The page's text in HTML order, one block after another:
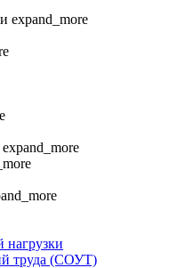
expand_more
expand_more
нагрузки
труда (СОУТ)